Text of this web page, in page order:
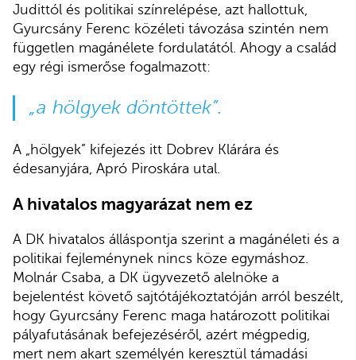
Judittól és politikai színrelépése, azt hallottuk,
Gyurcsány Ferenc közéleti távozása szintén nem
független magánélete fordulatától. Ahogy a család
egy régi ismerőse fogalmazott:
„a hölgyek döntöttek”.
A „hölgyek” kifejezés itt Dobrev Klárára és
édesanyjára, Apró Piroskára utal.
A hivatalos magyarázat nem ez
A DK hivatalos álláspontja szerint a magánéleti és a
politikai fejleménynek nincs köze egymáshoz.
Molnár Csaba, a DK ügyvezető alelnöke a
bejelentést követő sajtótájékoztatóján arról beszélt,
hogy Gyurcsány Ferenc maga határozott politikai
pályafutásának befejezéséről, azért mégpedig,
mert nem akart személyén keresztül támadási